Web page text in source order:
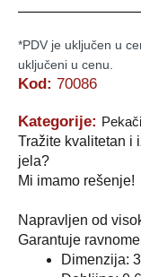
*PDV je uključen u
uključeni u cenu.
Kod: 70086
Kategorije: Pekači
Tražite kvalitetan i
jela?
Mi imamo rešenje!
Napravljen od
Garantuje
Dimenzija: